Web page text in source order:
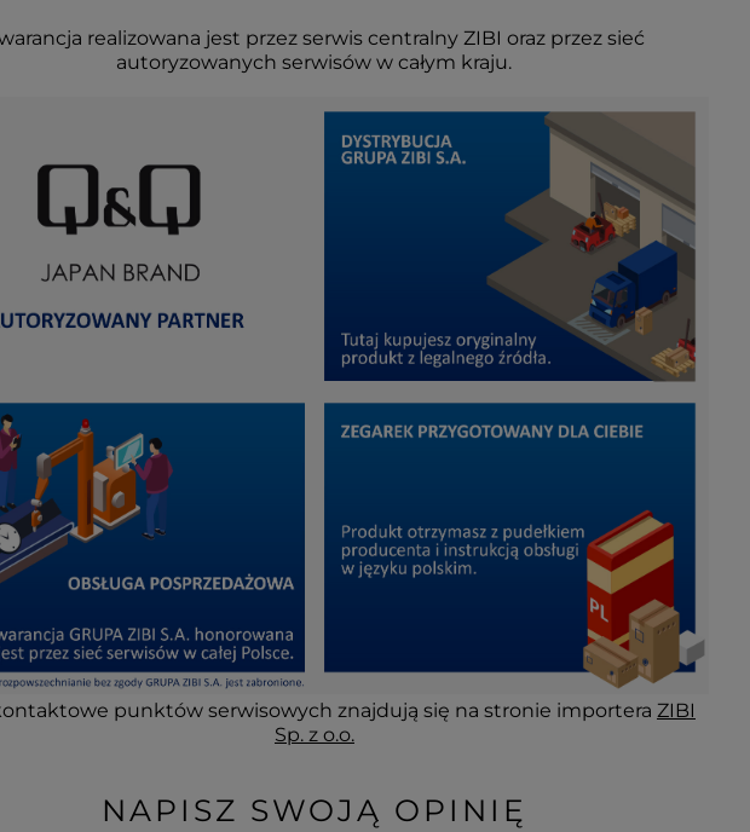
realizowana jest przez serwis centralny ZIBI oraz przez sieć
autoryzowanych serwisów w całym kraju.
punktów serwisowych znajdują się na stronie importera ZIBI
Sp. z o.o.
NAPISZ SWOJĄ OPINIĘ